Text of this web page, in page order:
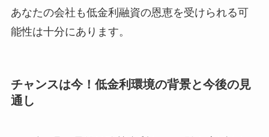
あなたの会社も低金利融資の恩恵を受けられる可
能性は十分にあります。
チャンスは今！低金利環境の背景と今後の見
通し